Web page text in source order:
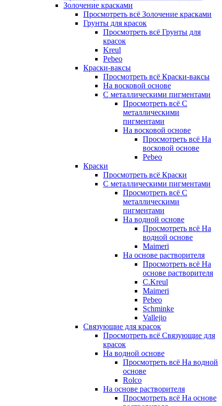
Золочение красками
Просмотреть всё Золочение красками
Грунты для красок
Просмотреть всё Грунты для
красок
Kreul
Pebeo
Краски-ваксы
Просмотреть всё Краски-ваксы
На восковой основе
С металлическими пигментами
Просмотреть всё С
металлическими
пигментами
На восковой основе
Просмотреть всё На
восковой основе
Pebeo
Краски
Просмотреть всё Краски
С металлическими пигментами
Просмотреть всё С
металлическими
пигментами
На водной основе
Просмотреть всё На
водной основе
Maimeri
На основе растворителя
Просмотреть всё На
основе растворителя
C.Kreul
Maimeri
Pebeo
Schminke
Vallejio
Связующие для красок
Просмотреть всё Связующие для
красок
На водной основе
Просмотреть всё На водной
основе
Rolco
На основе растворителя
Просмотреть всё На основе